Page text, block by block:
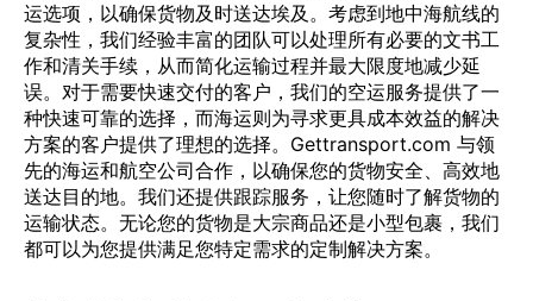
运选项，以确保货物及时送达埃及。考虑到地中海航线的
复杂性，我们经验丰富的团队可以处理所有必要的文书工
作和清关手续，从而简化运输过程并最大限度地减少延
误。对于需要快速交付的客户，我们的空运服务提供了一
种快速可靠的选择，而海运则为寻求更具成本效益的解决
方案的客户提供了理想的选择。Gettransport.com 与领
先的海运和航空公司合作，以确保您的货物安全、高效地
送达目的地。我们还提供跟踪服务，让您随时了解货物的
运输状态。无论您的货物是大宗商品还是小型包裹，我们
都可以为您提供满足您特定需求的定制解决方案。